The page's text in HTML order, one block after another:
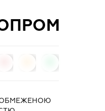
ОБМЕЖЕНОЮ